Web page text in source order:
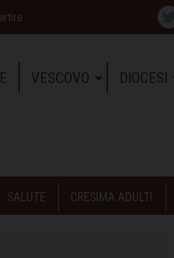
VESCOVO DIOCESI
SALUTE CRESIMA ADULTI